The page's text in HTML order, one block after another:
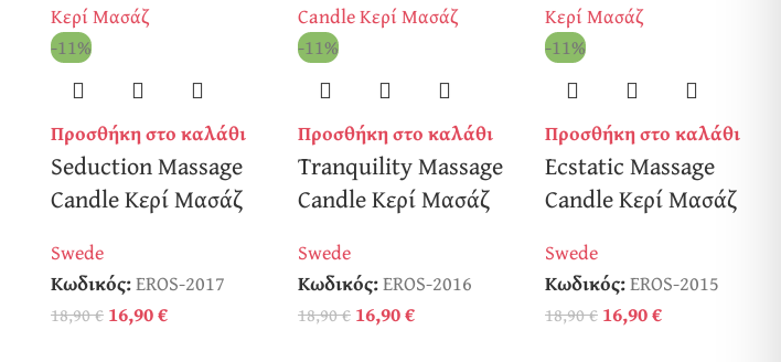
-11%
Προσθήκη στο καλάθι
Seduction Massage
Candle Κερί Μασάζ
Swede
Κωδικός:EROS-2017
18,90€ 16,90€
-11%
Προσθήκη στο καλάθι
Tranquility Massage
Candle Κερί Μασάζ
Swede
Κωδικός:EROS-2016
18,90€ 16,90€
-11%
Προσθήκη στο καλάθι
Ecstatic Massage
Candle Κερί Μασάζ
Swede
Κωδικός:EROS-2015
18,90€ 16,90€